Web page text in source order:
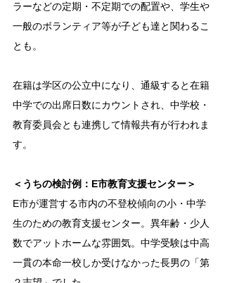
ラーなどの定期・不定期での配置や、学生や
一般のボランティア等が子ども達と関わるこ
とも。
在籍は学区の公立中になり、通級すると在籍
中学での出席日数にカウントされ、中学校・
教育委員会とも連携して情報共有が行われま
す。
＜うちの検討例：E市教育支援センター＞
E市が運営する市内の不登校傾向の小・中学
生のための教育支援センター。異年齢・少人
数でアットホームな雰囲気。中学受験は中高
一貫の本命一校しか受けなかった長男の「第